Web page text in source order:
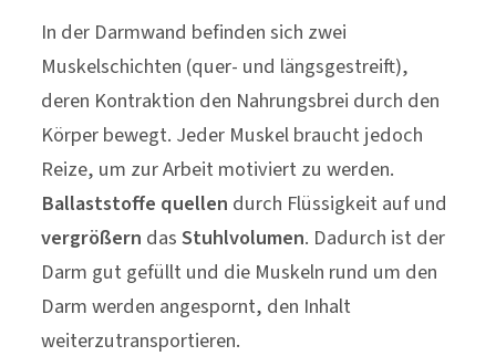
In der Darmwand befinden sich zwei
Muskelschichten (quer- und längsgestreift),
deren Kontraktion den Nahrungsbrei durch den
Körper bewegt. Jeder Muskel braucht jedoch
Reize, um zur Arbeit motiviert zu werden.
Ballaststoffe quellen durch Flüssigkeit auf und
vergrößern dasStuhlvolumen. Dadurch ist der
Darm gut gefüllt und die Muskeln rund um den
Darm werden angespornt, den Inhalt
weiterzutransportieren.